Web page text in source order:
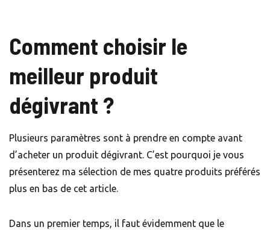
Comment choisir le
meilleur produit
dégivrant ?
Plusieurs paramètres sont à prendre en compte avant
d’acheter un produit dégivrant. C’est pourquoi je vous
présenterez ma sélection de mes quatre produits préférés
plus en bas de cet article.
Dans un premier temps, il faut évidemment que le